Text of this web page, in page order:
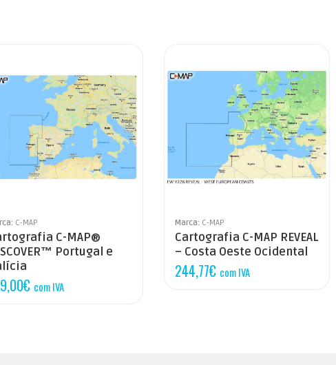
C-MAP
C-MAP®
Portugal e
€ com IVA
Marca: C-MAP
Cartografia C-MAP REVEAL
– Costa Oeste Ocidental
244,77€ com IVA